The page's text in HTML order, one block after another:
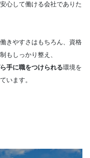
心して働ける会社でありた
きやすさはもちろん、資格
もしっかり整え、
手に職をつけられる環境を
います。